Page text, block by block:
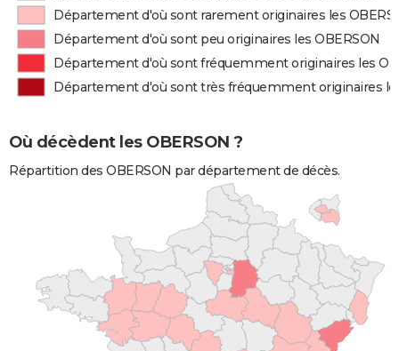
Département d'où sont rarement originaires les
Département d'où sont peu originaires les OBERSON
Département d'où sont fréquemment originaires les
Département d'où sont très fréquemment originaires
Où décèdent les OBERSON ?
Répartition des OBERSON par département de décès.